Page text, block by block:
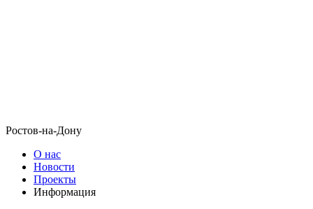
Ростов-на-Дону
О нас
Новости
Проекты
Информация